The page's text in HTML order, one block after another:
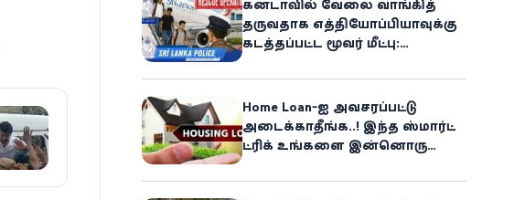
கனடாவில் வேலை வாங்கித்
தருவதாக எத்தியோப்பியாவுக்கு
கடத்தப்பட்ட மூவர் மீட்பு:
Home Loan-ஐ அவசரப்பட்டு
அடைக்காதீங்க..! இந்த ஸ்மார்ட்
ட்ரிக் உங்களை இன்னொரு
உரிமையாளராக்கலாம்!